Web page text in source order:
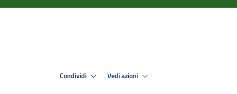
Condividi Vedi azioni